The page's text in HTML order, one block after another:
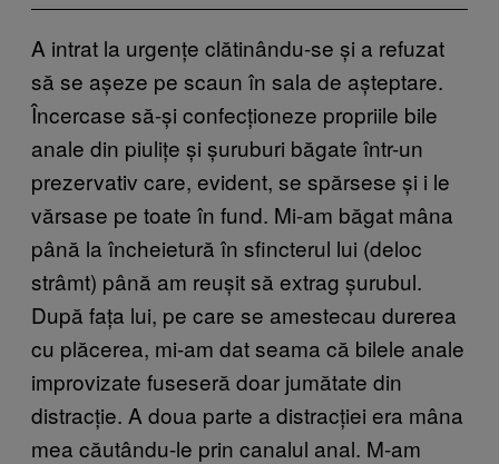
A intrat la urgențe clătinându-se și a refuzat
să se așeze pe scaun în sala de așteptare.
Încercase să-și confecționeze propriile bile
anale din piulițe și șuruburi băgate într-un
prezervativ care, evident, se spărsese și i le
vărsase pe toate în fund. Mi-am băgat mâna
până la încheietură în sfincterul lui (deloc
strâmt) până am reușit să extrag șurubul.
După fața lui, pe care se amestecau durerea
cu plăcerea, mi-am dat seama că bilele anale
improvizate fuseseră doar jumătate din
distracție. A doua parte a distracției era mâna
mea căutându-le prin canalul anal. M-am